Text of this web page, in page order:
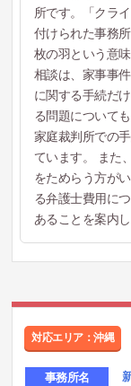
所です。「クラ
付けられた事務
枚の羽という意
相談は、家事事
に関する手続だ
る問題について
家庭裁判所での
ています。 また
をためらう方が
る弁護士費用に
あることを案内し
対応エリア：沖縄
事務所名